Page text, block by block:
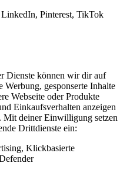
Pinterest, TikTok
Dienste können wir dir auf
Werbung, gesponserte Inhalte
Webseite oder Produkte
Einkaufsverhalten anzeigen
Mit deiner Einwilligung setzen
Drittdienste ein:
Klickbasierte